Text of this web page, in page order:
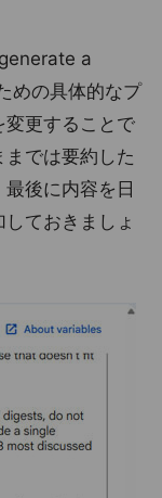
a
めの具体的なプ
変更することで
では要約した
後に内容を日
ておきましょ